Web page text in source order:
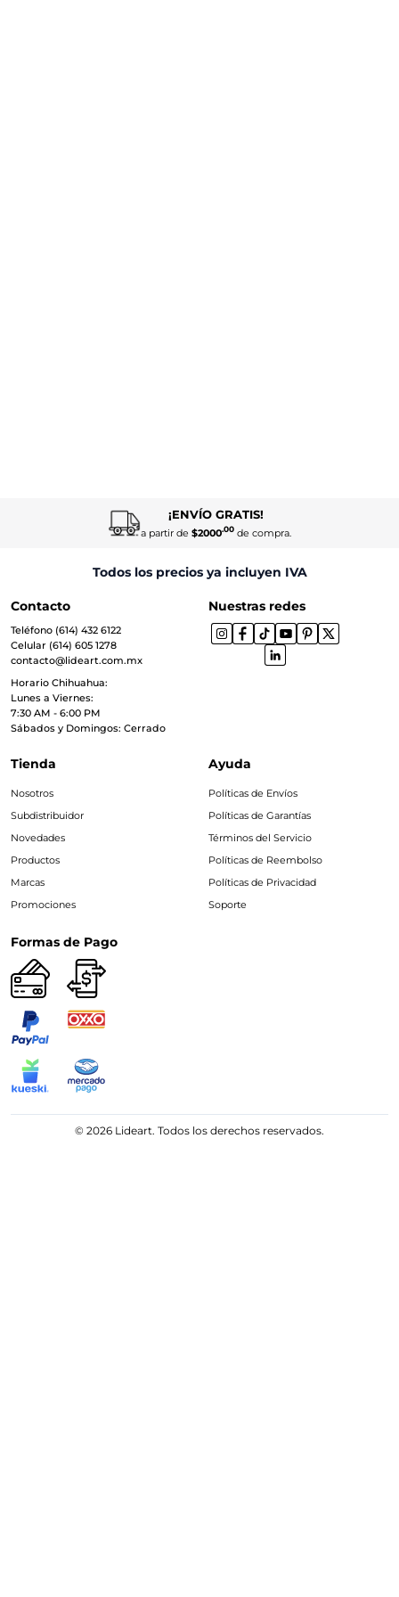
¡ENVÍO GRATIS!
a partir de $2000.00de compra.
Todos los precios ya incluyen IVA
Contacto
Teléfono (614) 432 6122
Celular (614) 605 1278
contacto@lideart.com.mx
Horario Chihuahua:
Lunes a Viernes:
7:30 AM - 6:00 PM
Sábados y Domingos: Cerrado
Nuestras redes
Tienda
Nosotros
Subdistribuidor
Novedades
Productos
Marcas
Promociones
Ayuda
Políticas de Envíos
Políticas de Garantías
Términos del Servicio
Políticas de Reembolso
Políticas de Privacidad
Soporte
Formas de Pago
© 2026 Lideart. Todos los derechos reservados.